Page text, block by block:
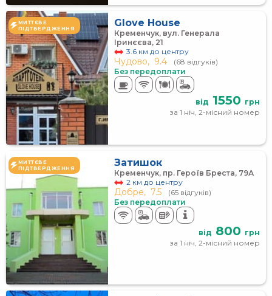
МИТТЄВЕ
ПІДТВЕРДЖЕННЯ
Glove House
Кременчук, вул. Генерала
Іринєєва, 21
3.6 км до центру
Чудово, 9.4
(68 відгуків)
Без передоплати
від 1550 грн
за 1 ніч, 2-місний номер
МИТТЄВЕ
ПІДТВЕРДЖЕННЯ
Затишок
Кременчук, пр. Героїв Бреста, 79А
2 км до центру
Добре, 7.5
(65 відгуків)
Без передоплати
від 800 грн
за 1 ніч, 2-місний номер